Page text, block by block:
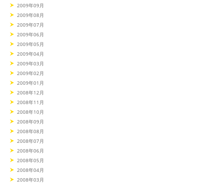
2009年09月
2009年08月
2009年07月
2009年06月
2009年05月
2009年04月
2009年03月
2009年02月
2009年01月
2008年12月
2008年11月
2008年10月
2008年09月
2008年08月
2008年07月
2008年06月
2008年05月
2008年04月
2008年03月